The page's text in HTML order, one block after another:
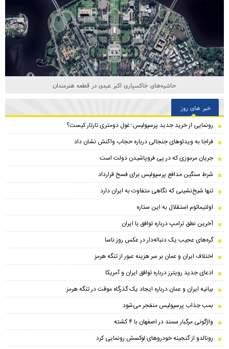
نگاهی از آسمان به یکی از مدرن‌ترین پایتخت‌های جهان
خبر های روز
رونمایی از خرید جدید پرسپولیس؛ غول دومتری تارتار کیست؟
فراجا به ویدئوهای جنجالی درباره حجاب واکنش نشان داد
جریان مرموزی که در پی فروپاشیدن دولت است
شرط سنگین مدافع پرسپولیس برای فسخ قرارداد
تنها شیخ‌نشینی که نگاهی متفاوت به ایران دارد
اولتیماتوم استقلال به این ستاره
آخرین نطق ترامپ درباره توافق با ایران
گره‌های عجیب یک دنباله‌دار در عکس روز ناسا
اختلاف ایران و عمان بر سر هزینه عبور از تنگه هرمز
ادعای جدید رویترز درباره توافق ایران و آمریکا
بیانیه ایران و عمان درباره ایجاد یک گذرگاه موقت در تنگه هرمز
بمب جذاب پرسپولیس منفجر می‌شود
واژگونی مرگبار سمند در اصفهان با ۴ کشته
رونالدو از گنجینه خودروهای لوکسش رونمایی کرد